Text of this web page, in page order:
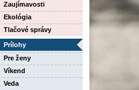
Zaujímavosti
Ekológia
Tlačové správy
Prílohy
Pre ženy
Víkend
Veda